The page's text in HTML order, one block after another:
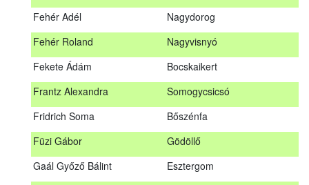
Fehér Adél
Nagydorog
Fehér Roland
Nagyvisnyó
Fekete Ádám
Bocskaikert
Frantz Alexandra
Somogycsicsó
Fridrich Soma
Bőszénfa
Füzi Gábor
Gödöllő
Gaál Győző Bálint
Esztergom
Erdőhorváti
Taliándörögd
Dombóvár
Fekete Ádám
Bocskaikert